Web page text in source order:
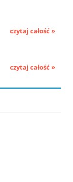
czytaj całość »
czytaj całość »